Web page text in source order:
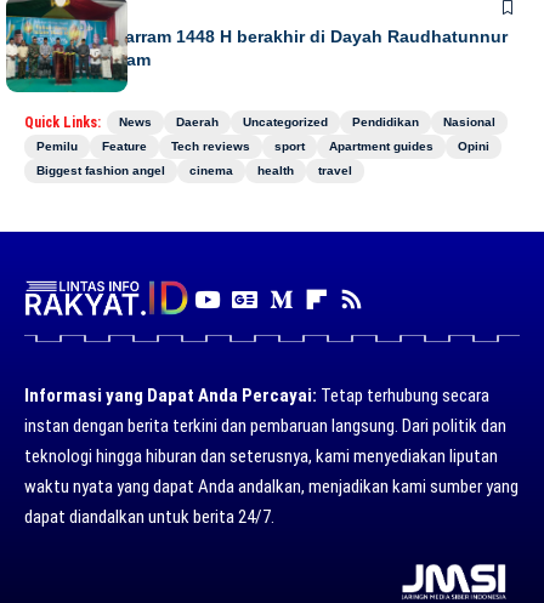
NEWS
Gebyar Muharram 1448 H berakhir di Dayah Raudhatunnur
Alharuni Nisam
Quick Links: News Daerah Uncategorized Pendidikan
Nasional
Pemilu
Feature Tech reviews sport Apartment guides
Opini
Biggest fashion angel
cinema health travel
Informasi yang Dapat Anda Percayai: Tetap terhubung secara
instan dengan berita terkini dan pembaruan langsung. Dari politik dan
teknologi hingga hiburan dan seterusnya, kami menyediakan liputan
waktu nyata yang dapat Anda andalkan, menjadikan kami sumber yang
dapat diandalkan untuk berita 24/7.